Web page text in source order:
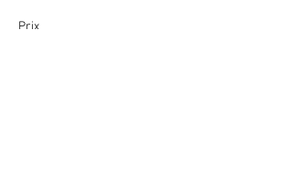
Prix